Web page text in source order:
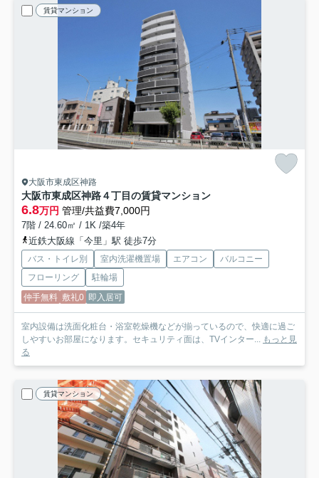
賃貸マンション
大阪市東成区神路
大阪市東成区神路４丁目の賃貸マンション
6.8万円 管理/共益費7,000円
7階 / 24.60㎡ / 1K /築4年
近鉄大阪線「今里」駅 徒歩7分
バス・トイレ別 室内洗濯機置場 エアコン
バルコニー
フローリング
駐輪場
仲手無料 敷礼0 即入居可
室内設備は洗面化粧台・浴室乾燥機などが揃っているので、快適に過ご
しやすいお部屋になります。セキュリティ面は、TVインター...
もっと見
る
賃貸マンション